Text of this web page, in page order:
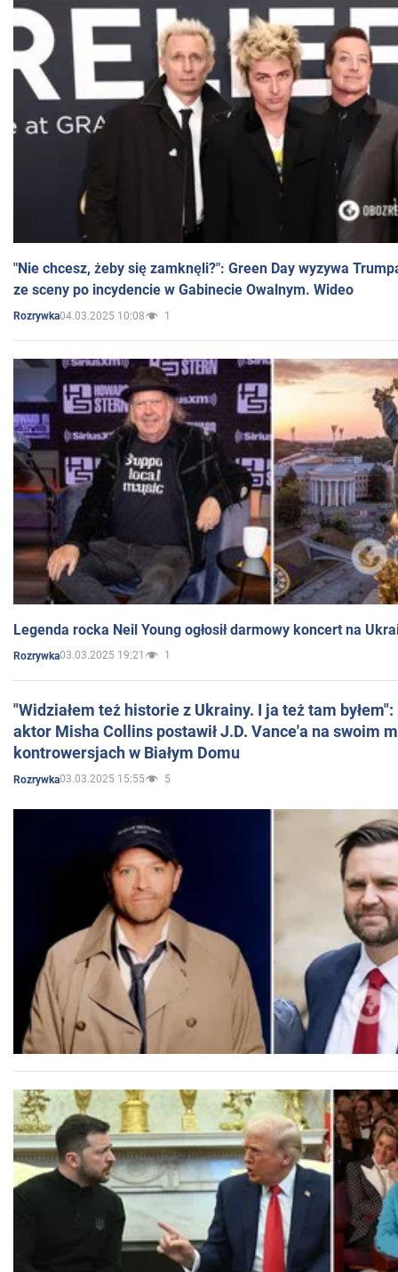
"Nie chcesz, żeby się zamknęli?": Green Day wyzywa
ze sceny po incydencie w Gabinecie Owalnym. Wideo
Rozrywka04.03.2025 10:08 1
Legenda rocka Neil Young ogłosił darmowy koncert na
Rozrywka03.03.2025 19:21 1
"Widziałem też historie z Ukrainy. I ja też tam
aktor Misha Collins postawił J.D. Vance'a na swoim
kontrowersjach w Białym Domu
Rozrywka03.03.2025 15:55 5